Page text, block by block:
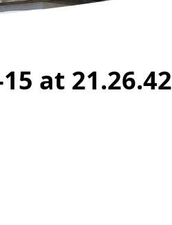
at 21.26.42